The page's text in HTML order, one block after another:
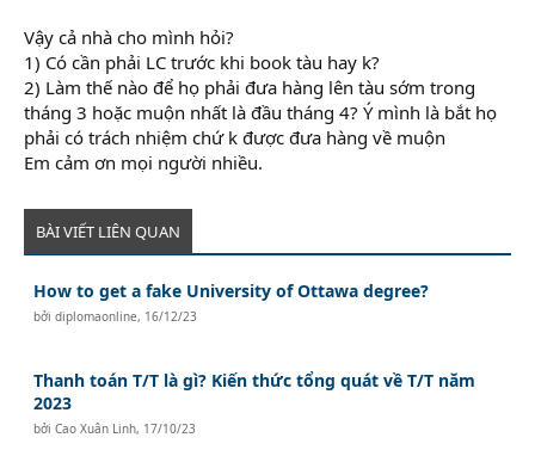
Vậy cả nhà cho mình hỏi?
1) Có cần phải LC trước khi book tàu hay k?
2) Làm thế nào để họ phải đưa hàng lên tàu sớm trong
tháng 3 hoặc muộn nhất là đầu tháng 4? Ý mình là bắt họ
phải có trách nhiệm chứ k được đưa hàng về muộn
Em cảm ơn mọi người nhiều.
BÀI VIẾT LIÊN QUAN
How to get a fake University of Ottawa degree?
bởidiplomaonline, 16/12/23
Thanh toán T/T là gì? Kiến thức tổng quát về T/T năm
2023
bởiCao Xuân Linh, 17/10/23